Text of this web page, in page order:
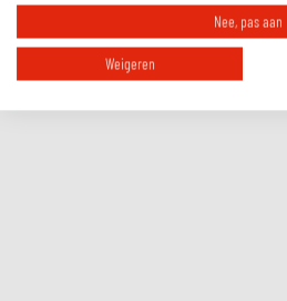
Wat is het voordeel van een broek met
Nee, pas aan
Weigeren